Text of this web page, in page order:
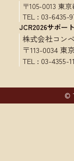
2026.03.27
〒105-0013 東
TEL : 03-6435-
JCR2026サポー
株式会社コン
〒113-0034 東
TEL : 03-4355-
©